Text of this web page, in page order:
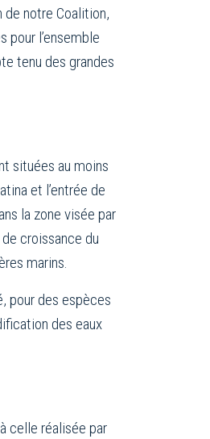
de notre Coalition,
l’ensemble
tenu des grandes
situées au moins
et l’entrée de
la zone visée par
croissance du
marins.
pour des espèces
des eaux
celle réalisée par